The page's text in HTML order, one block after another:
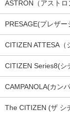
ASTRON（アストロ
PRESAGE(プレザー
CITIZEN ATTESA
CITIZEN Series8(シ
CAMPANOLA(カン
The CITIZEN (ザ シ